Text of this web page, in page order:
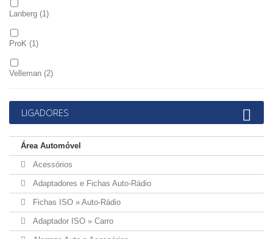
Lanberg (1)
ProK (1)
Velleman (2)
LIGADORES
Área Automóvel
Acessórios
Adaptadores e Fichas Auto-Rádio
Fichas ISO » Auto-Rádio
Adaptador ISO » Carro